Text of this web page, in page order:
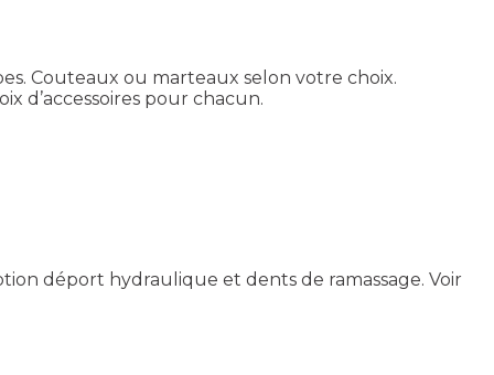
Couteaux ou marteaux selon votre choix.
d’accessoires pour chacun.
déport hydraulique et dents de ramassage. Voir